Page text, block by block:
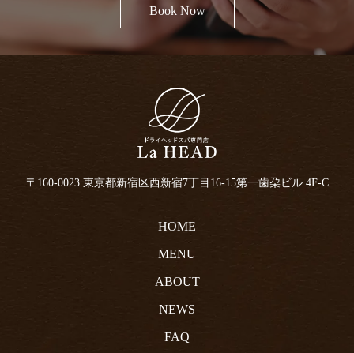
Book Now
〒160-0023 東京都新宿区西新宿7丁目16-15第一歯朶ビル 4F-C
HOME
MENU
ABOUT
NEWS
FAQ